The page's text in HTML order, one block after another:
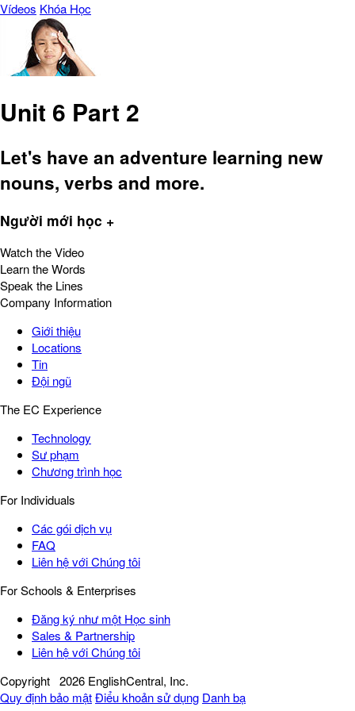
Vídeos Khóa Học
Unit 6 Part 2
Let's have an adventure learning new
nouns, verbs and more.
Người mới học +
Watch the Video
Learn the Words
Speak the Lines
Company Information
Giới thiệu
Locations
Tin
Đội ngũ
The EC Experience
Technology
Sư phạm
Chương trình học
For Individuals
Các gói dịch vụ
FAQ
Liên hệ với Chúng tôi
For Schools & Enterprises
Đăng ký như một Học sinh
Sales & Partnership
Liên hệ với Chúng tôi
Copyright 2026 EnglishCentral, Inc.
Quy định bảo mậtĐiểu khoản sử dụng Danh bạ